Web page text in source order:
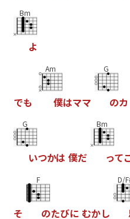
Bm
よ
でも
Am
僕はママ
G
のカ
G
いつかは 僕だ
Bm
って
そ
F
のたびに むかし
D/